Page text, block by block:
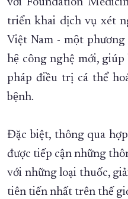
với Foundation
triển khai dịch vụ xét
Việt Nam - một
hệ công nghệ mới,
pháp điều trị cá thể
bệnh.
Đặc biệt, thông qua
được tiếp cận những
với những loại thuốc,
tiên tiến nhất trên thế